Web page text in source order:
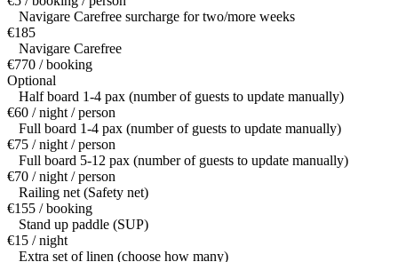
Navigare Carefree surcharge for two/more weeks
€185
Navigare Carefree
€770 / booking
Optional
Half board 1-4 pax (number of guests to update manually)
€60 / night / person
Full board 1-4 pax (number of guests to update manually)
€75 / night / person
Full board 5-12 pax (number of guests to update manually)
€70 / night / person
Railing net (Safety net)
€155 / booking
Stand up paddle (SUP)
€15 / night
Extra set of linen (choose how many)